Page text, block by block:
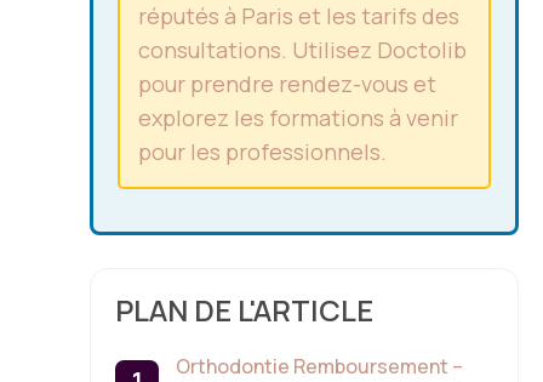
réputés à Paris et les tarifs des
consultations. Utilisez Doctolib
pour prendre rendez-vous et
explorez les formations à venir
pour les professionnels.
PLAN DE L'ARTICLE
Orthodontie Remboursement –